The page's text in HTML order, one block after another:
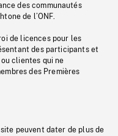
des communautés
de l’ONF.
de licences pour les
des participants et
clientes qui ne
des Premières
peuvent dater de plus de